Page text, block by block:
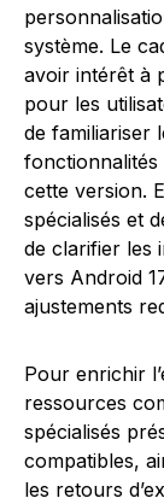
système. Le
avoir intérêt à
pour les
de familiariser
fonctionnalités
cette version.
spécialisés et
de clarifier les
vers Android
ajustements
Pour enrichir
ressources
spécialisés
compatibles,
les retours